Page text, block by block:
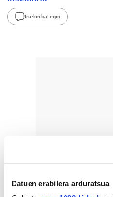
Datuen erabilera arduratsua
Iruzkin bat egin